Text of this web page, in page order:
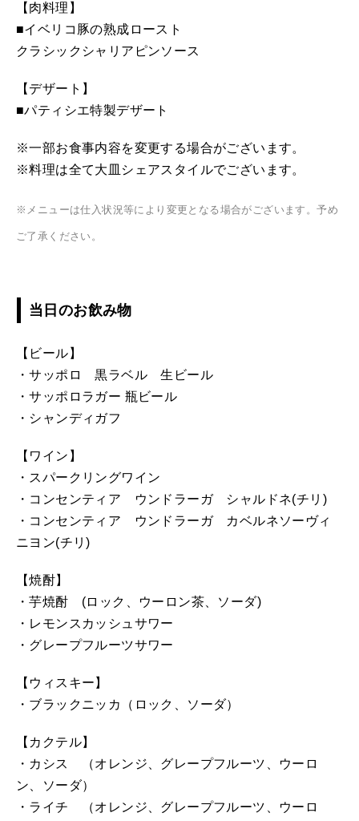
【肉料理】
■イベリコ豚の熟成ロースト
クラシックシャリアピンソース
【デザート】
■パティシエ特製デザート
※一部お食事内容を変更する場合がございます。
※料理は全て大皿シェアスタイルでございます。
※メニューは仕入状況等により変更となる場合がございます。予め
ご了承ください。
当日のお飲み物
【ビール】
・サッポロ 黒ラベル 生ビール
・サッポロラガー 瓶ビール
・シャンディガフ
【ワイン】
・スパークリングワイン
・コンセンティア ウンドラーガ シャルドネ(チリ)
・コンセンティア ウンドラーガ カベルネソーヴィ
ニヨン(チリ)
【焼酎】
・芋焼酎 (ロック、ウーロン茶、ソーダ)
・レモンスカッシュサワー
・グレープフルーツサワー
【ウィスキー】
・ブラックニッカ（ロック、ソーダ）
【カクテル】
・カシス （オレンジ、グレープフルーツ、ウーロ
ン、ソーダ）
・ライチ （オレンジ、グレープフルーツ、ウーロ